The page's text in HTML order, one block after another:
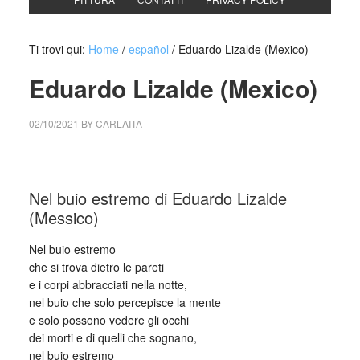
Ti trovi qui: Home / español /Eduardo Lizalde (Mexico)
Eduardo Lizalde (Mexico)
02/10/2021 BYCARLAITA
Nel buio estremo di Eduardo Lizalde
(Messico)
Nel buio estremo
che si trova dietro le pareti
e i corpi abbracciati nella notte,
nel buio che solo percepisce la mente
e solo possono vedere gli occhi
dei morti e di quelli che sognano,
nel buio estremo